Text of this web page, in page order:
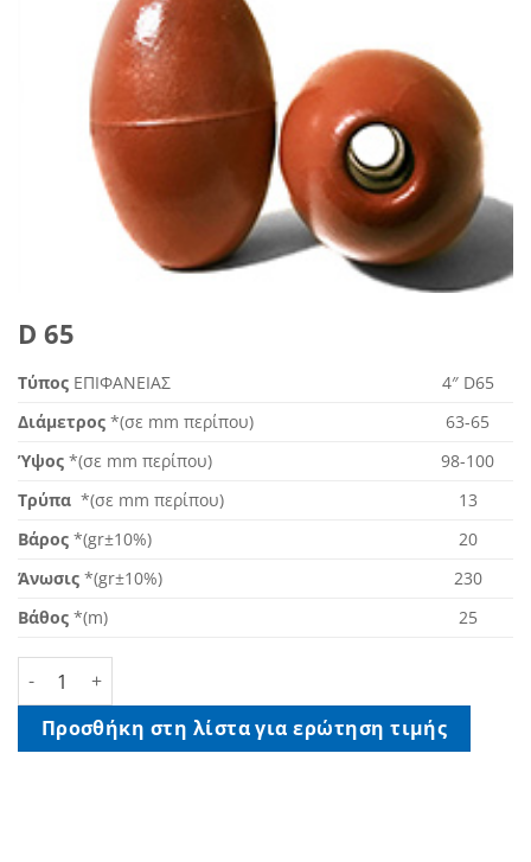
D 65
Τύπος ΕΠΙΦΑΝΕΙΑΣ
4″ D65
Διάμετρος *(σε mm περίπου)
63-65
Ύψος *(σε mm περίπου)
98-100
Τρύπα *(σε mm περίπου)
13
Βάρος *(gr±10%)
20
Άνωσις *(gr±10%)
230
Βάθος *(m) 25
D 65 ποσότητα
Προσθήκη στη λίστα για ερώτηση τιμής